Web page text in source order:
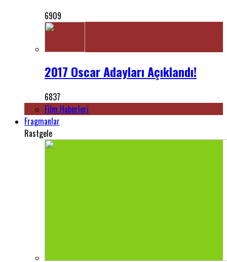
6909
2017 Oscar Adayları Açıklandı!
6837
Film Haberleri
Fragmanlar
Rastgele